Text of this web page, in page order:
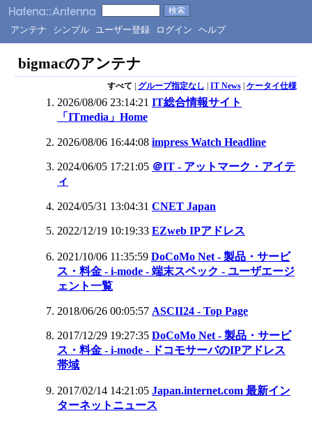
アンテナ シンプル ユーザー登録 ログイン ヘルプ
bigmacのアンテナ
すべて | グループ指定なし | IT News| ケータイ仕様
2026/08/06 23:14:21 IT総合情報サイト
「ITmedia」Home
2026/08/06 16:44:08 impress Watch Headline
2024/06/05 17:21:05 ＠IT - アットマーク・アイテ
ィ
2024/05/31 13:04:31 CNET Japan
2022/12/19 10:19:33 EZweb IPアドレス
2021/10/06 11:35:59 DoCoMo Net - 製品・サービ
ス・料金 - i-mode - 端末スペック - ユーザエージ
ェント一覧
2018/06/26 00:05:57 ASCII24 - Top Page
2017/12/29 19:27:35 DoCoMo Net - 製品・サービ
ス・料金 - i-mode - ドコモサーバのIPアドレス
帯域
2017/02/14 14:21:05 Japan.internet.com 最新イン
ターネットニュース